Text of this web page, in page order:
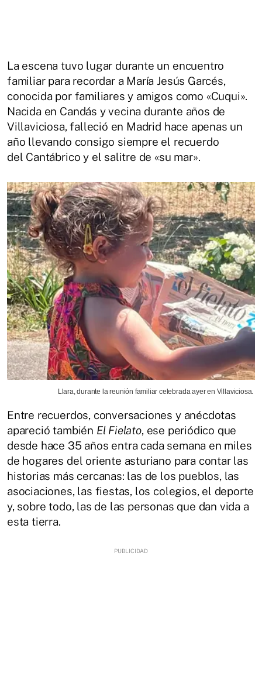
La escena tuvo lugar durante un encuentro
familiar para recordar a María Jesús Garcés,
conocida por familiares y amigos como «Cuqui».
Nacida en Candás y vecina durante años de
Villaviciosa, falleció en Madrid hace apenas un
año llevando consigo siempre el recuerdo
del Cantábrico y el salitre de «su mar».
Llara, durante la reunión familiar celebrada ayer en Villaviciosa.
Entre recuerdos, conversaciones y anécdotas
apareció también El Fielato, ese periódico que
desde hace 35 años entra cada semana en miles
de hogares del oriente asturiano para contar las
historias más cercanas: las de los pueblos, las
asociaciones, las fiestas, los colegios, el deporte
y, sobre todo, las de las personas que dan vida a
esta tierra.